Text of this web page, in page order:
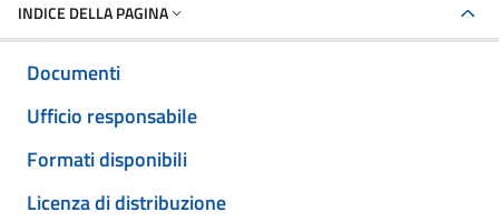
INDICE DELLA PAGINA
Documenti
Ufficio responsabile
Formati disponibili
Licenza di distribuzione